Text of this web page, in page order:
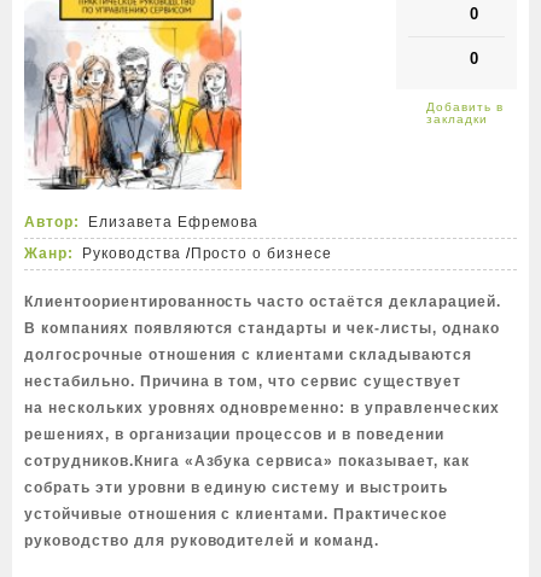
0
0
Автор:
Елизавета Ефремова
Жанр:
Руководства /Просто о бизнесе
Клиентоориентированность часто остаётся декларацией.
В компаниях появляются стандарты и чек-листы, однако
долгосрочные отношения с клиентами складываются
нестабильно. Причина в том, что сервис существует
на нескольких уровнях одновременно: в управленческих
решениях, в организации процессов и в поведении
сотрудников.Книга «Азбука сервиса» показывает, как
собрать эти уровни в единую систему и выстроить
устойчивые отношения с клиентами. Практическое
руководство для руководителей и команд.